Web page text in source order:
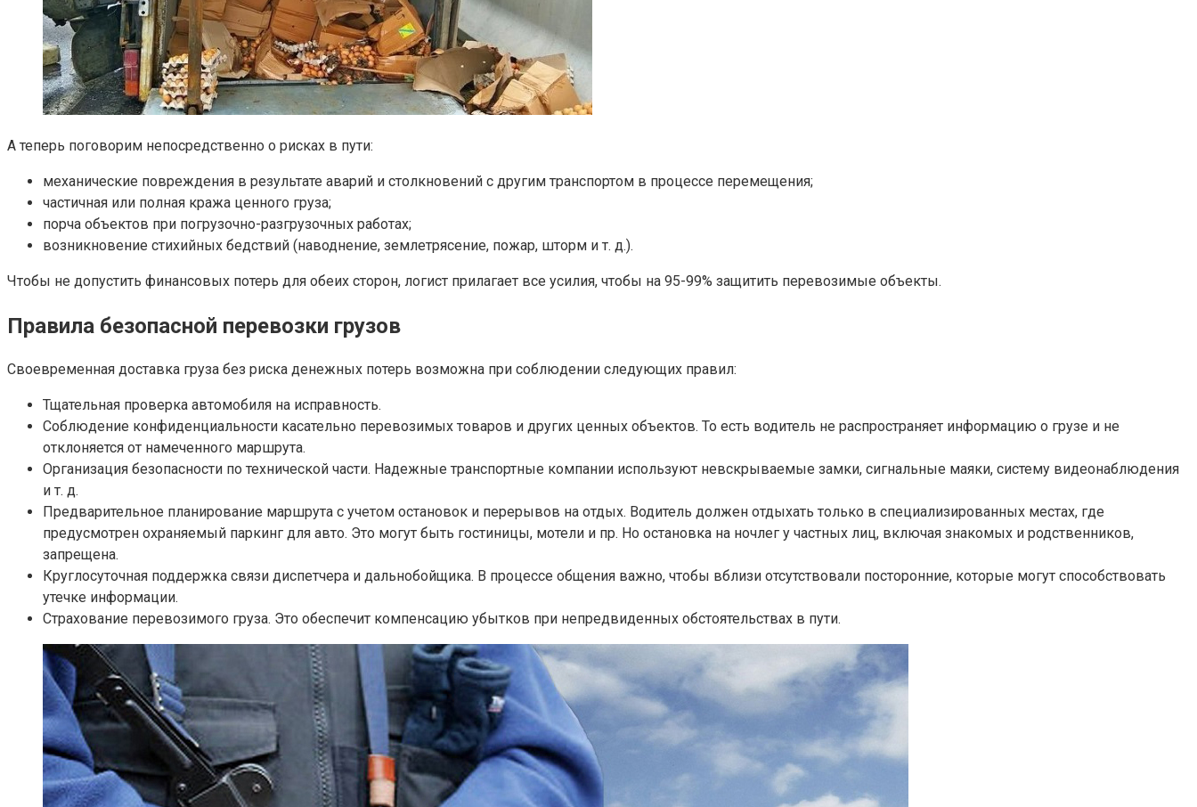
А теперь поговорим непосредственно о рисках в пути:
механические повреждения в результате аварий и столкновений с другим транспортом в процессе перемещения;
частичная или полная кража ценного груза;
порча объектов при погрузочно-разгрузочных работах;
возникновение стихийных бедствий (наводнение, землетрясение, пожар, шторм и т. д.).
Чтобы не допустить финансовых потерь для обеих сторон, логист прилагает все усилия, чтобы на 95-99% защитить перевозимые объекты.
Правила безопасной перевозки грузов
Своевременная доставка груза без риска денежных потерь возможна при соблюдении следующих правил:
Тщательная проверка автомобиля на исправность.
Соблюдение конфиденциальности касательно перевозимых товаров и других ценных объектов. То есть водитель не распространяет информацию о грузе и не
отклоняется от намеченного маршрута.
Организация безопасности по технической части. Надежные транспортные компании используют невскрываемые замки, сигнальные маяки, систему видеонаблюдения
и т. д.
Предварительное планирование маршрута с учетом остановок и перерывов на отдых. Водитель должен отдыхать только в специализированных местах, где
предусмотрен охраняемый паркинг для авто. Это могут быть гостиницы, мотели и пр. Но остановка на ночлег у частных лиц, включая знакомых и родственников,
запрещена.
Круглосуточная поддержка связи диспетчера и дальнобойщика. В процессе общения важно, чтобы вблизи отсутствовали посторонние, которые могут способствовать
утечке информации.
Страхование перевозимого груза. Это обеспечит компенсацию убытков при непредвиденных обстоятельствах в пути.